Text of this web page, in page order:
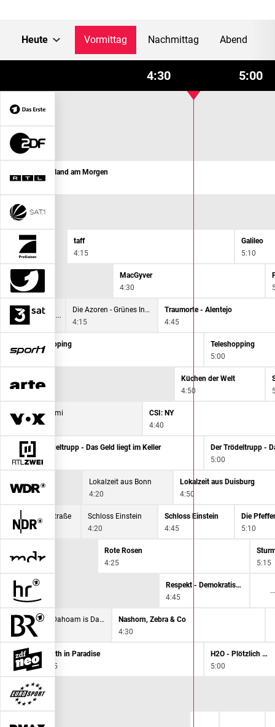
Heute Vormittag Nachmittag Abend
4:30 5:00
Deutschland am Morgen
taff
4:15
Galileo
5:10
MacGyver
4:30
Die Azoren - Grünes Inselparadies
4:15
Traumorte - Alentejo
4:45
Teleshopping
Teleshopping
5:00
Küchen der Welt
4:50
CSI: Miami
4:00
CSI: NY
4:40
Der Trödeltrupp - Das Geld liegt im Keller
4:00
Der Trödeltrupp -
5:00
Lokalzeit aus Bonn
4:20
Lokalzeit aus Duisburg
4:50
Sesamstraße
4:00
Schloss Einstein
4:20
Schloss Einstein
4:45
Die
5:10
Rote Rosen
4:25
5:15
Respekt - Demokratische Grundwerte für alle!
4:45
Best of Dahoam is Dahoam!
4:00
Nashorn, Zebra & Co
4:30
Death in Paradise
4:05
H2O - Plötzlich Meerjungfrau
5:00